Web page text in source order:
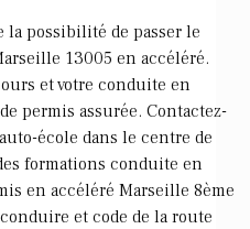
la possibilité de passer le
13005 en accéléré.
et votre conduite en
permis assurée. Contactez-
école dans le centre de
formations conduite en
en accéléré Marseille 8ème
et code de la route